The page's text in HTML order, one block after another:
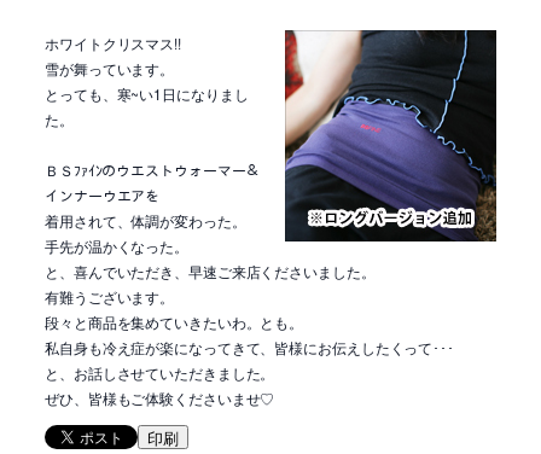
ホワイトクリスマス!!
雪が舞っています。
とっても、寒~い1日になりまし
た。
ＢＳﾌｧｲﾝのウエストウォーマー＆
インナーウエアを
着用されて、体調が変わった。
手先が温かくなった。
と、喜んでいただき、早速ご来店くださいました。
有難うございます。
段々と商品を集めていきたいわ。とも。
私自身も冷え症が楽になってきて、皆様にお伝えしたくって･･･
と、お話しさせていただきました。
ぜひ、皆様もご体験くださいませ♡
印刷